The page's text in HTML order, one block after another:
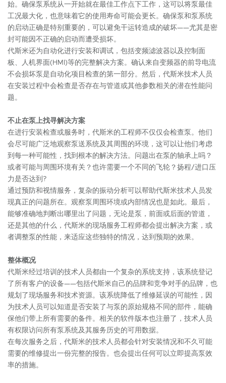
始。确保泵系统从一开始就在最佳工作点下工作，这可以将泵最佳
工况最大化，也意味着它的使用寿命可能会更长。确保泵和泵系统
的启动正确是特别重要的，可以避免干运转造成的破坏——尤其是密
封可能因不正确的启动而遭受损坏。
代斯米还为自动化进行安装和调试，包括变频滤波器以及控制面
板、人机界面(HMI)等的完整解决方案。确认来自变频器的前导电流
不会损坏泵是自动化项目检查的第一部分。然后，代斯米技术人员
在安装过程中会检查是否存在与管道或其他参数相关的潜在性能问
题。
不止在泵上找寻解决方案
在进行安装检查或服务时，代斯米的工程师不仅仅会检查泵。他们
会尽可能广泛地观察泵送系统及其周围的环境，这可以让他们考虑
到每一种可能性，找到根本的解决方法。问题出在泵的轴承上吗？
或者可能与周围环境有关？也许需要一个不同的飞轮？扬程/进口压
力是否达到?
通过预防和视情服务，复杂的振动分析可以帮助代斯米技术人员发
现真正的问题所在。观察泵周围环境或内部情况也是如此。最后，
能够准确地判断出哪里出了问题，无论是泵，前面或后面的管道，
还是其他的什么，代斯米的现场服务工程师都会提出解决方案，或
者调整泵的性能，来适应这些独特的情况，达到预期的效果。
整体概况
代斯米经过培训的技术人员都由一个复杂的系统支持，该系统登记
了所有客户的设备——包括代斯米自己的品牌和竞争对手的品牌，也
规划了现场服务和技术资源。该系统降低了维修延误的可能性，因
为技术人员可以知道是否安装了与泵的原始规格不同的部件，能确
保他们带上所有需要的备件。相关的软件版本也注册了，技术人员
有权限访问所有泵系统及其服务历史的可用数据。
在每次服务之后，代斯米的技术人员都会针对安装情况和不久可能
需要的维修提出一份完整的报告。也会提出任何可以立即提高泵效
率的措施。